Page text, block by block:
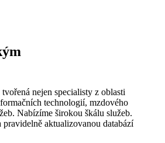
nejen specialisty z oblasti
technologií, mzdového
Nabízíme širokou škálu služeb.
aktualizovanou databází